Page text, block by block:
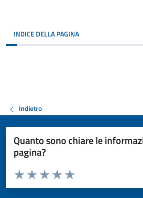
INDICE DELLA PAGINA
Indietro
Quanto sono chiare le
pagina?
Valuta da 1 a 5 stelle la pagina
Valuta 5 stelle su 5
Valuta 4 stelle su 5
Valuta 3 stelle su 5
Valuta 2 stelle su 5
Valuta 1 stelle su 5